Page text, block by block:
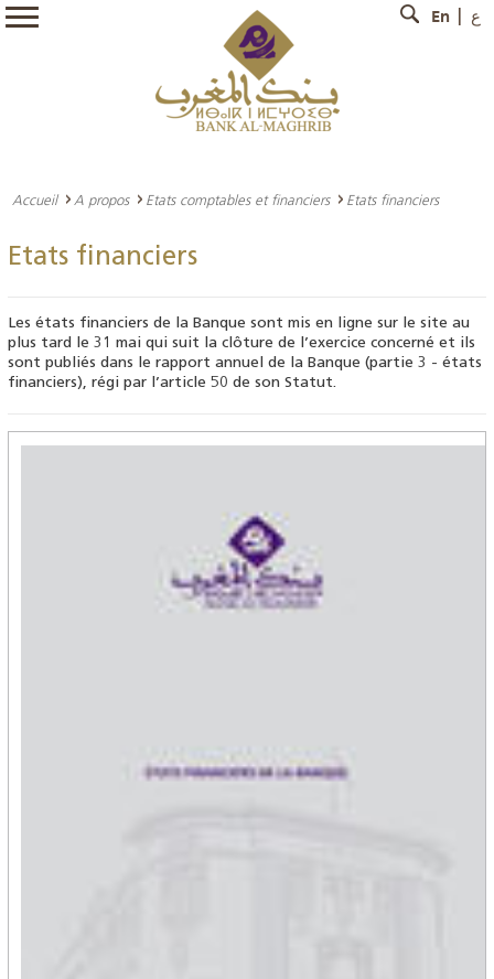
En ع
Accueil A propos Etats comptables et financiers Etats financiers
Etats financiers
Les états financiers de la Banque sont mis en ligne sur le site au
plus tard le 31 mai qui suit la clôture de l’exercice concerné et ils
sont publiés dans le rapport annuel de la Banque (partie 3 - états
financiers), régi par l’article 50 de son Statut.